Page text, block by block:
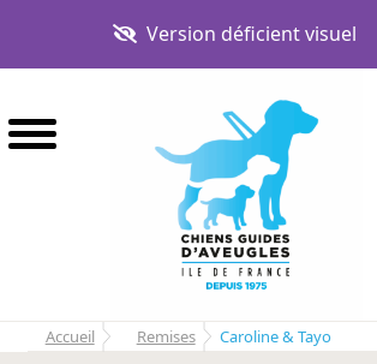
la
contenu
Version déficient visuel
Accueil Remises Caroline & Tayo